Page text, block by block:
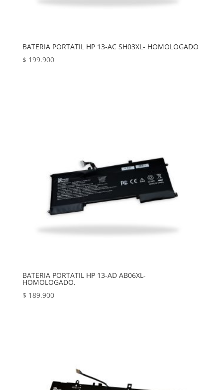
BATERIA PORTATIL HP 13-AC SH03XL- HOMOLOGADO
$ 199.900
BATERIA PORTATIL HP 13-AD AB06XL-
HOMOLOGADO.
$ 189.900